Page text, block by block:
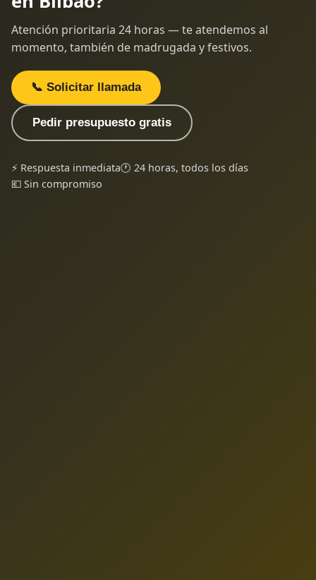
Atención prioritaria 24 horas — te atendemos al
momento, también de madrugada y festivos.
📞 Solicitar llamada
Pedir presupuesto gratis
⚡ Respuesta inmediata🕐 24 horas, todos los días
💶 Sin compromiso